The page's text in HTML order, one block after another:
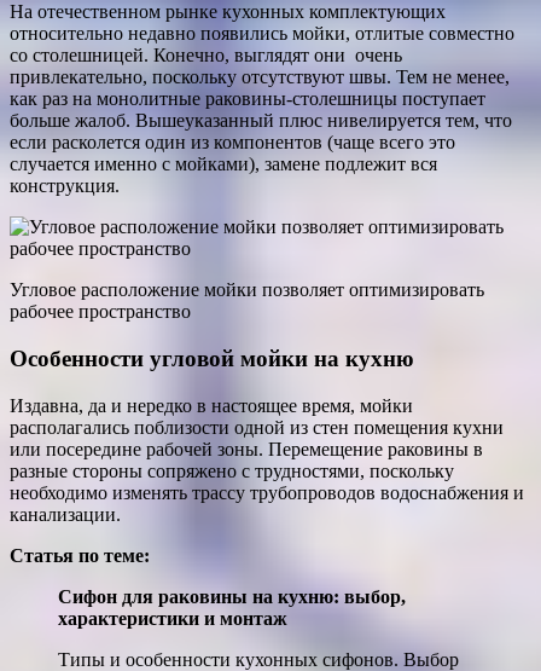
На отечественном рынке кухонных комплектующих
относительно недавно появились мойки, отлитые совместно
со столешницей. Конечно, выглядят они очень
привлекательно, поскольку отсутствуют швы. Тем не менее,
как раз на монолитные раковины-столешницы поступает
больше жалоб. Вышеуказанный плюс нивелируется тем, что
если расколется один из компонентов (чаще всего это
случается именно с мойками), замене подлежит вся
конструкция.
Угловое расположение мойки позволяет оптимизировать
рабочее пространство
Особенности угловой мойки на кухню
Издавна, да и нередко в настоящее время, мойки
располагались поблизости одной из стен помещения кухни
или посередине рабочей зоны. Перемещение раковины в
разные стороны сопряжено с трудностями, поскольку
необходимо изменять трассу трубопроводов водоснабжения и
канализации.
Статья по теме:
Сифон для раковины на кухню: выбор,
характеристики и монтаж
Типы и особенности кухонных сифонов. Выбор